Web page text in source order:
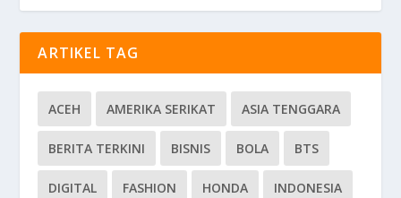
ARTIKEL TAG
ACEH AMERIKA SERIKAT ASIA TENGGARA
BERITA TERKINI BISNIS BOLA BTS
DIGITAL FASHION HONDA INDONESIA